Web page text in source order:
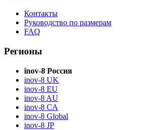
Контакты
Руководство по размерам
FAQ
Регионы
inov-8 Россия
inov-8 UK
inov-8 EU
inov-8 AU
inov-8 CA
inov-8 Global
inov-8 JP